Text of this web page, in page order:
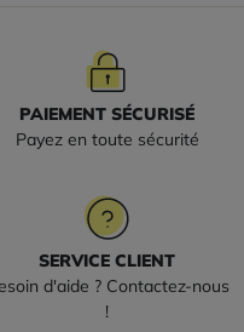
PAIEMENT SÉCURISÉ
Payez en toute sécurité
SERVICE CLIENT
d'aide ? Contactez-nous
!